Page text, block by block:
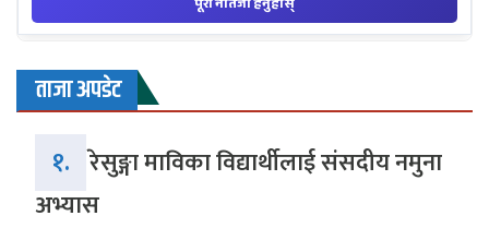
ताजा अपडेट
१. रेसुङ्गा माविका विद्यार्थीलाई संसदीय नमुना
अभ्यास